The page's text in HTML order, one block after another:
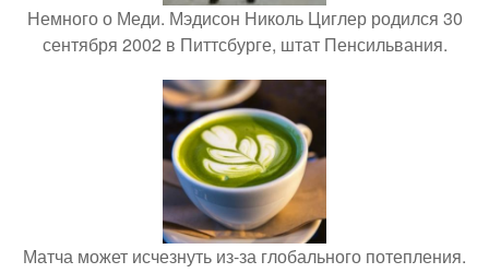
Немного о Меди. Мэдисон Николь Циглер родился 30
сентября 2002 в Питтсбурге, штат Пенсильвания.
Матча может исчезнуть из-за глобального потепления.